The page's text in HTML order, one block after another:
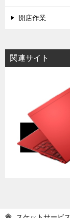
開店作業
関連サイト